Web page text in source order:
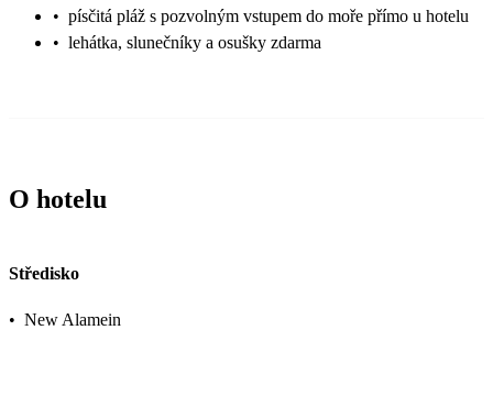
• písčitá pláž s pozvolným vstupem do moře přímo u hotelu
• lehátka, slunečníky a osušky zdarma
O hotelu
Středisko
• New Alamein